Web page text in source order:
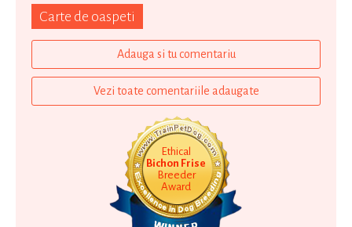
Carte de oaspeti
Adauga si tu comentariu
Vezi toate comentariile adaugate
Ethical
Bichon Frise
Breeder
Award